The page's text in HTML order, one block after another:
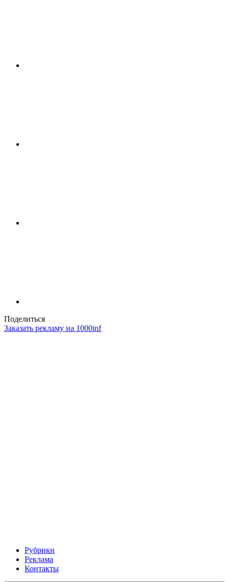
Поделиться
Заказать рекламу на 1000inf
Рубрики
Реклама
Контакты